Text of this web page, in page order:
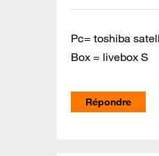
Pc= toshiba
Box = livebox S
Répondre